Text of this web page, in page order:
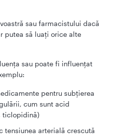
sau farmacistului dacă
putea să luați orice alte
sau poate fi influențat
pentru subțierea
cum sunt acid
ticlopidină)
tensiunea arterială crescută